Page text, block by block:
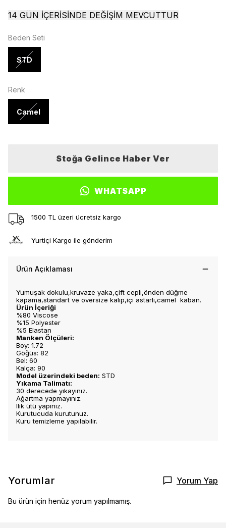
14 GÜN İÇERİSİNDE DEĞİŞİM MEVCUTTUR
Beden Seti
STD
Renk
Camel
Stoğa Gelince Haber Ver
WHATSAPP
1500 TL üzeri ücretsiz kargo
Yurtiçi Kargo ile gönderim
Ürün Açıklaması
Yumuşak dokulu,kruvaze yaka,çift cepli,önden düğme
kapama,standart ve oversize kalıp,içi astarlı,camel kaban.
Ürün İçeriği
%80 Viscose
%15 Polyester
%5 Elastan
Manken Ölçüleri:
Boy: 1.72
Göğüs: 82
Bel: 60
Kalça: 90
Model üzerindeki beden: STD
Yıkama Talimatı:
30 derecede yıkayınız.
Ağartma yapmayınız.
Ilık ütü yapınız.
Kurutucuda kurutunuz.
Kuru temizleme yapılabilir.
Yorumlar Yorum Yap
Bu ürün için henüz yorum yapılmamış.